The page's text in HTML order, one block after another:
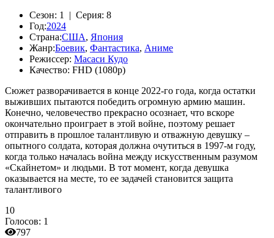
Сезон: 1 | Серия: 8
Год:2024
Страна:США, Япония
Жанр:Боевик, Фантастика, Аниме
Режиссер: Масаси Кудо
Качество: FHD (1080p)
Сюжет разворачивается в конце 2022-го года, когда остатки
выживших пытаются победить огромную армию машин.
Конечно, человечество прекрасно осознает, что вскоре
окончательно проиграет в этой войне, поэтому решает
отправить в прошлое талантливую и отважную девушку –
опытного солдата, которая должна очутиться в 1997-м году,
когда только началась война между искусственным разумом
«Скайнетом» и людьми. В тот момент, когда девушка
оказывается на месте, то ее задачей становится защита
талантливого
10
Голосов: 1
797